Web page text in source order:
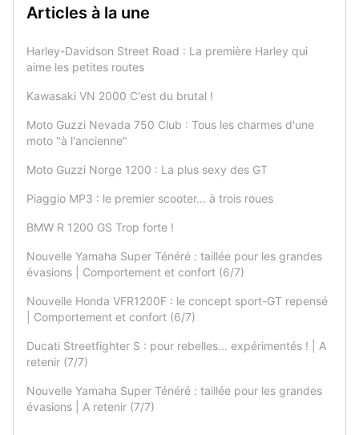
Articles à la une
Harley-Davidson Street Road : La première Harley qui
aime les petites routes
Kawasaki VN 2000 C'est du brutal !
Moto Guzzi Nevada 750 Club : Tous les charmes d'une
moto "à l'ancienne"
Moto Guzzi Norge 1200 : La plus sexy des GT
Piaggio MP3 : le premier scooter... à trois roues
BMW R 1200 GS Trop forte !
Nouvelle Yamaha Super Ténéré : taillée pour les grandes
évasions | Comportement et confort (6/7)
Nouvelle Honda VFR1200F : le concept sport-GT repensé
| Comportement et confort (6/7)
Ducati Streetfighter S : pour rebelles... expérimentés ! | A
retenir (7/7)
Nouvelle Yamaha Super Ténéré : taillée pour les grandes
évasions | A retenir (7/7)